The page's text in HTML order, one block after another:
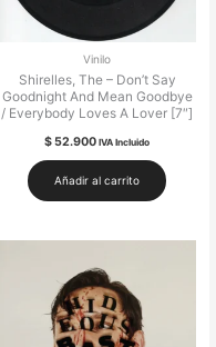
Vinilo
Shirelles, The – Don’t Say
Goodnight And Mean Goodbye
/ Everybody Loves A Lover [7″]
$52.900 IVA Incluido
Añadir al carrito